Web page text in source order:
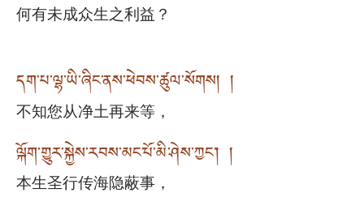
何有未成众生之利益？
དག་པ་ལྷ་ཡི་ཞིང་ནས་ཕེབས་ཚུལ་སོགས། །
不知您从净土再来等，
ལྐོག་གྱུར་སྐྱེས་རབས་མང་པོ་མི་ཤེས་ཀྱང་། །
本生圣行传海隐蔽事，